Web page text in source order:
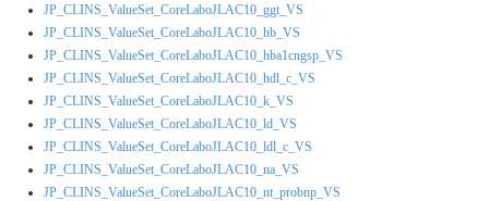
JP_CLINS_ValueSet_CoreLaboJLAC10_ggt_VS
JP_CLINS_ValueSet_CoreLaboJLAC10_hb_VS
JP_CLINS_ValueSet_CoreLaboJLAC10_hba1cngsp_VS
JP_CLINS_ValueSet_CoreLaboJLAC10_hdl_c_VS
JP_CLINS_ValueSet_CoreLaboJLAC10_k_VS
JP_CLINS_ValueSet_CoreLaboJLAC10_ld_VS
JP_CLINS_ValueSet_CoreLaboJLAC10_ldl_c_VS
JP_CLINS_ValueSet_CoreLaboJLAC10_na_VS
JP_CLINS_ValueSet_CoreLaboJLAC10_nt_probnp_VS